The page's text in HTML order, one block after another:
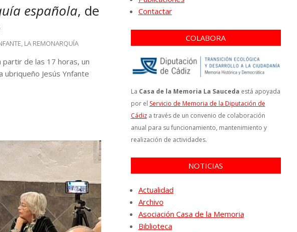
española, de
, LA REMONARQUÍA
partir de las 17 horas, un
Jesús Ynfante
Contactar
COLABORA
La Casa de la Memoria La Sauceda está apoyada
por el Servicio de Memoria de la Diputación de
Cádiza través de un convenio de colaboración
anual para su funcionamiento, mantenimiento y
realización de actividades.
NOTICIAS
Actualidad
Archivo
Asociación Casa de la Memoria
Biblioteca